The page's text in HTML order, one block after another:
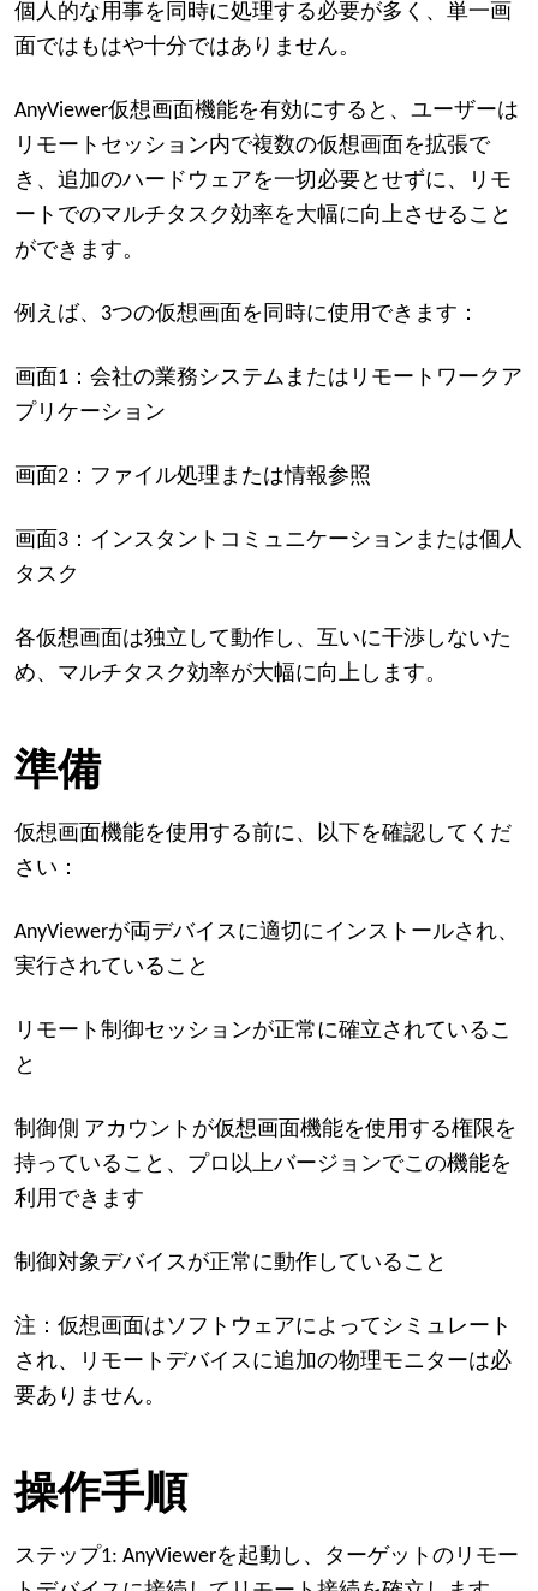
個人的な用事を同時に処理する必要が多く、単一画
面ではもはや十分ではありません。
AnyViewer仮想画面機能を有効にすると、ユーザーは
リモートセッション内で複数の仮想画面を拡張で
き、追加のハードウェアを一切必要とせずに、リモ
ートでのマルチタスク効率を大幅に向上させること
ができます。
例えば、3つの仮想画面を同時に使用できます：
画面1：会社の業務システムまたはリモートワークア
プリケーション
画面2：ファイル処理または情報参照
画面3：インスタントコミュニケーションまたは個人
タスク
各仮想画面は独立して動作し、互いに干渉しないた
め、マルチタスク効率が大幅に向上します。
準備
仮想画面機能を使用する前に、以下を確認してくだ
さい：
AnyViewerが両デバイスに適切にインストールされ、
実行されていること
リモート制御セッションが正常に確立されているこ
と
制御側 アカウントが仮想画面機能を使用する権限を
持っていること 、プロ以上バージョンでこの機能を
利用できます
制御対象デバイスが正常に動作していること
注：仮想画面はソフトウェアによってシミュレート
され、リモートデバイスに追加の物理モニターは必
要ありません。
操作手順
ステップ1: AnyViewerを起動し、ターゲットのリモー